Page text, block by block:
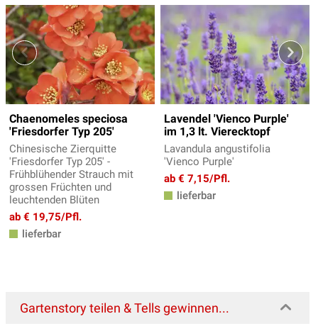
Chaenomeles speciosa
'Friesdorfer Typ 205'
Chinesische Zierquitte
'Friesdorfer Typ 205' -
Frühblühender Strauch mit
grossen Früchten und
leuchtenden Blüten
ab € 19,75/Pfl.
lieferbar
Lavendel 'Vienco Purple'
im 1,3 lt. Vierecktopf
Lavandula angustifolia
'Vienco Purple'
ab € 7,15/Pfl.
lieferbar
Gartenstory teilen & Tells gewinnen...